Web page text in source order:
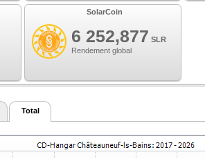
SolarCoin
6 252,877 SLR
Rendement global
Total